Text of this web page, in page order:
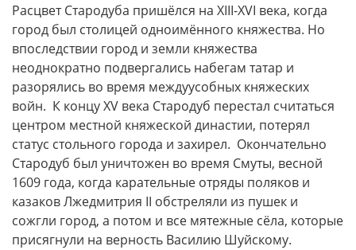
Расцвет Стародуба пришёлся на XIII-XVI века, когда
город был столицей одноимённого княжества. Но
впоследствии город и земли княжества
неоднократно подвергались набегам татар и
разорялись во время междуусобных княжеских
войн. К концу XV века Стародуб перестал считаться
центром местной княжеской династии, потерял
статус стольного города и захирел. Окончательно
Стародуб был уничтожен во время Смуты, весной
1609 года, когда карательные отряды поляков и
казаков Лжедмитрия II обстреляли из пушек и
сожгли город, а потом и все мятежные сёла, которые
присягнули на верность Василию Шуйскому.